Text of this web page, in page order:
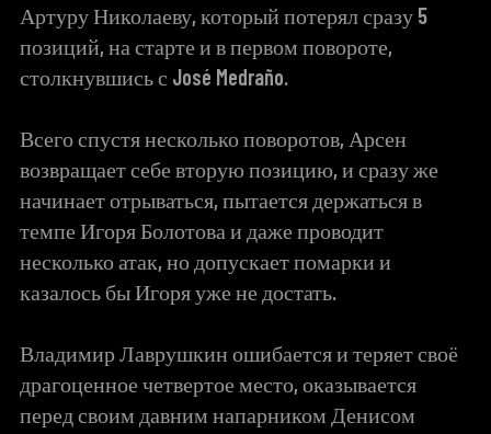
Артуру Николаеву, который потерял сразу 5
позиций, на старте и в первом повороте,
столкнувшись с José Medraño.
Всего спустя несколько поворотов, Арсен
возвращает себе вторую позицию, и сразу же
начинает отрываться, пытается держаться в
темпе Игоря Болотова и даже проводит
несколько атак, но допускает помарки и
казалось бы Игоря уже не достать.
Владимир Лаврушкин ошибается и теряет своё
драгоценное четвертое место, оказывается
перед своим давним напарником Денисом